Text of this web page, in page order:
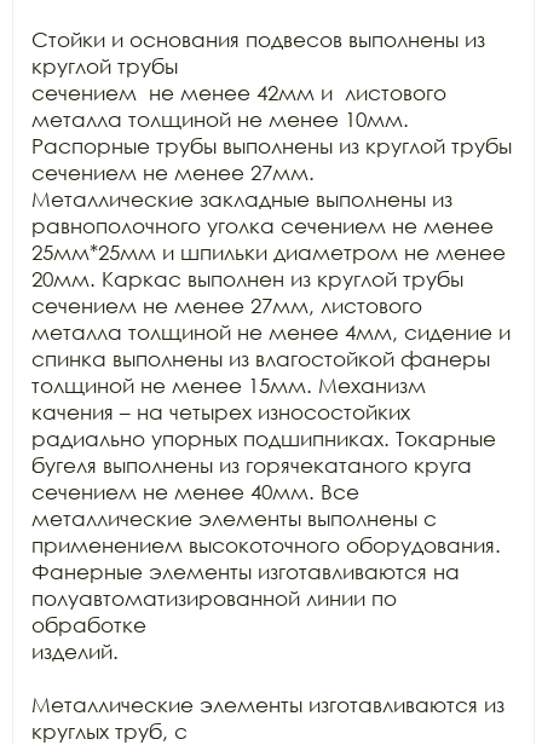
Стойки и основания подвесов выполнены из
круглой трубы
сечением  не менее 42мм и  листового
металла толщиной не менее 10мм.
Распорные трубы выполнены из круглой трубы
сечением не менее 27мм.
Металлические закладные выполнены из
равнополочного уголка сечением не менее
25мм*25мм и шпильки диаметром не менее
20мм. Каркас выполнен из круглой трубы
сечением не менее 27мм, листового
металла толщиной не менее 4мм, сидение и
спинка выполнены из влагостойкой фанеры
толщиной не менее 15мм. Механизм
качения – на четырех износостойких
радиально упорных подшипниках. Токарные
бугеля выполнены из горячекатаного круга
сечением не менее 40мм. Все
металлические элементы выполнены с
применением высокоточного оборудования.
Фанерные элементы изготавливаются на
полуавтоматизированной линии по
обработке
изделий.
Металлические элементы изготавливаются из
круглых труб, с